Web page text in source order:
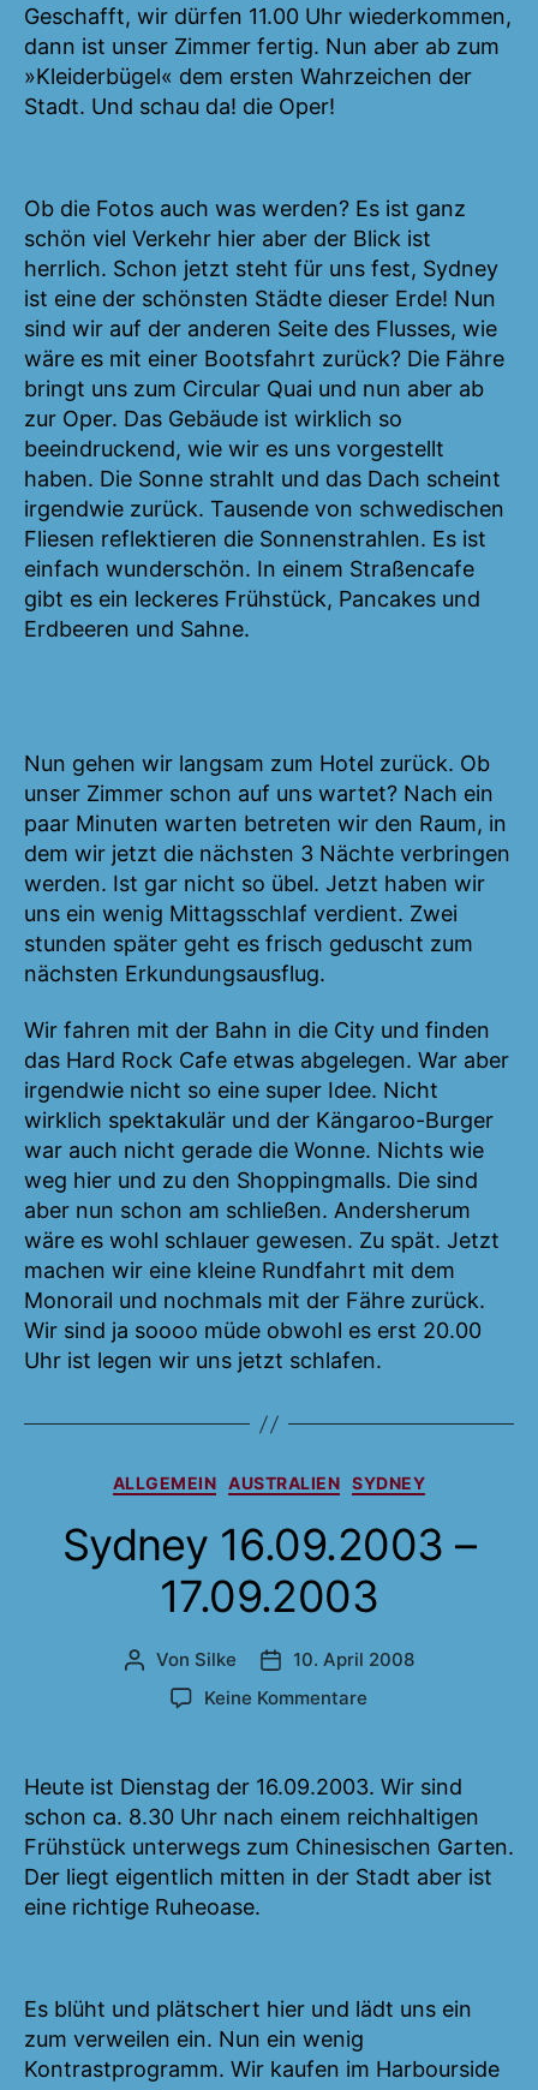
Geschafft, wir dürfen 11.00 Uhr wiederkommen,
dann ist unser Zimmer fertig. Nun aber ab zum
»Kleiderbügel« dem ersten Wahrzeichen der
Stadt. Und schau da! die Oper!
Ob die Fotos auch was werden? Es ist ganz
schön viel Verkehr hier aber der Blick ist
herrlich. Schon jetzt steht für uns fest, Sydney
ist eine der schönsten Städte dieser Erde! Nun
sind wir auf der anderen Seite des Flusses, wie
wäre es mit einer Bootsfahrt zurück? Die Fähre
bringt uns zum Circular Quai und nun aber ab
zur Oper. Das Gebäude ist wirklich so
beeindruckend, wie wir es uns vorgestellt
haben. Die Sonne strahlt und das Dach scheint
irgendwie zurück. Tausende von schwedischen
Fliesen reflektieren die Sonnenstrahlen. Es ist
einfach wunderschön. In einem Straßencafe
gibt es ein leckeres Frühstück, Pancakes und
Erdbeeren und Sahne.
Nun gehen wir langsam zum Hotel zurück. Ob
unser Zimmer schon auf uns wartet? Nach ein
paar Minuten warten betreten wir den Raum, in
dem wir jetzt die nächsten 3 Nächte verbringen
werden. Ist gar nicht so übel. Jetzt haben wir
uns ein wenig Mittagsschlaf verdient. Zwei
stunden später geht es frisch geduscht zum
nächsten Erkundungsausflug.
Wir fahren mit der Bahn in die City und finden
das Hard Rock Cafe etwas abgelegen. War aber
irgendwie nicht so eine super Idee. Nicht
wirklich spektakulär und der Kängaroo-Burger
war auch nicht gerade die Wonne. Nichts wie
weg hier und zu den Shoppingmalls. Die sind
aber nun schon am schließen. Andersherum
wäre es wohl schlauer gewesen. Zu spät. Jetzt
machen wir eine kleine Rundfahrt mit dem
Monorail und nochmals mit der Fähre zurück.
Wir sind ja soooo müde obwohl es erst 20.00
Uhr ist legen wir uns jetzt schlafen.
Kategorien
ALLGEMEIN AUSTRALIEN SYDNEY
Sydney 16.09.2003 –
17.09.2003
Beitragsautor
Von Silke Veröffentlichungsdatum
10. April 2008
Keine Kommentare
–
17.09.2003
Heute ist Dienstag der 16.09.2003. Wir sind
schon ca. 8.30 Uhr nach einem reichhaltigen
Frühstück unterwegs zum Chinesischen Garten.
Der liegt eigentlich mitten in der Stadt aber ist
eine richtige Ruheoase.
Es blüht und plätschert hier und lädt uns ein
zum verweilen ein. Nun ein wenig
Kontrastprogramm. Wir kaufen im Harbourside